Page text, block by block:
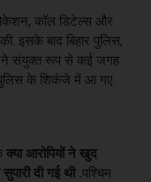
कॉल डिटेल्स और
इसके बाद बिहार पुलिस,
ने संयुक्त रूप से कई जगह
पुलिस के शिकंजे में आ गए.
क्या आरोपियों ने खुद
दी गई थी . पश्चिम